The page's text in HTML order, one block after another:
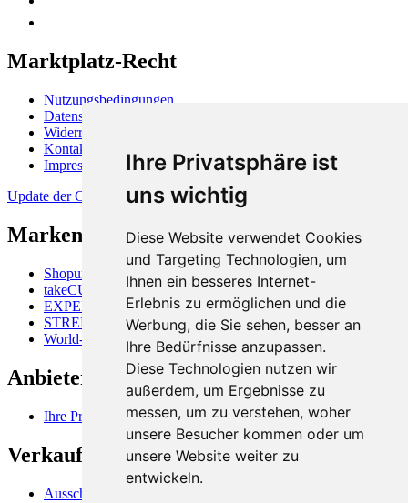
Ihre Privatsphäre ist
uns wichtig
Diese Website verwendet Cookies
und Targeting Technologien, um
Ihnen ein besseres Internet-
Erlebnis zu ermöglichen und die
Werbung, die Sie sehen, besser an
Ihre Bedürfnisse anzupassen.
Diese Technologien nutzen wir
außerdem, um Ergebnisse zu
messen, um zu verstehen, woher
unsere Besucher kommen oder um
unsere Website weiter zu
entwickeln.
Marktplatz-Recht
Nutzungsbedingungen
Datenschutzerklärung
Widerrufsbelehrung
Kontakt
Impressum
Update der Cookie-Präferenzen
Markenüberblick
Shopunits GmbH
takeCUBE
EXPERTISALE
STREETFOOD-MARKET
World-of-Shops
Anbieterinformation
Ihre Produkte online verkaufen
Verkaufsfahrzeuge, Nutzung
Ausschankwagen (Bierwagen)